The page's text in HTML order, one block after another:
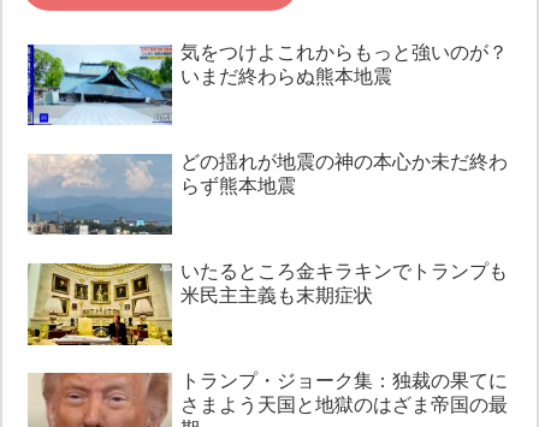
気をつけよこれからもっと強いのが？
いまだ終わらぬ熊本地震
どの揺れが地震の神の本心か未だ終わ
らず熊本地震
いたるところ金キラキンでトランプも
米民主主義も末期症状
トランプ・ジョーク集：独裁の果てに
さまよう天国と地獄のはざま帝国の最